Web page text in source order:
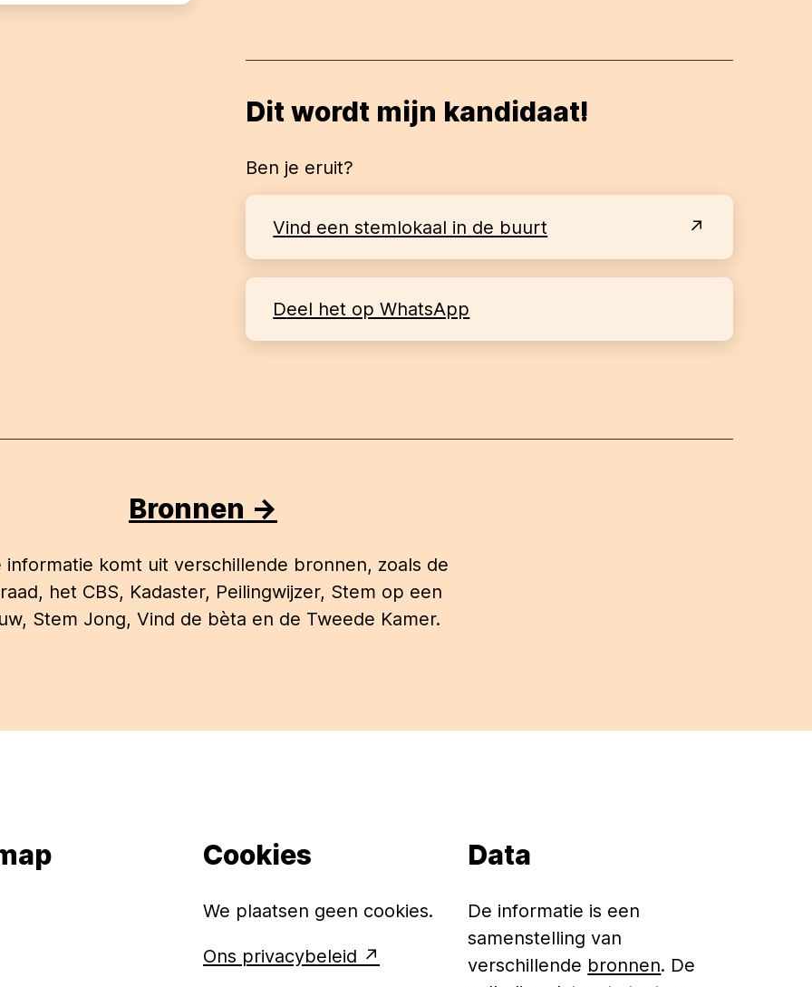
Dit wordt mijn kandidaat!
Ben je eruit?
Vind een stemlokaal in de buurt
Deel het op WhatsApp
Bronnen ->
informatie komt uit verschillende bronnen, zoals de
het CBS, Kadaster, Peilingwijzer, Stem op een
Stem Jong, Vind de bèta en de Tweede Kamer.
Cookies
We plaatsen geen cookies.
Ons privacybeleid
Data
De informatie is een
samenstelling van
verschillende bronnen. De